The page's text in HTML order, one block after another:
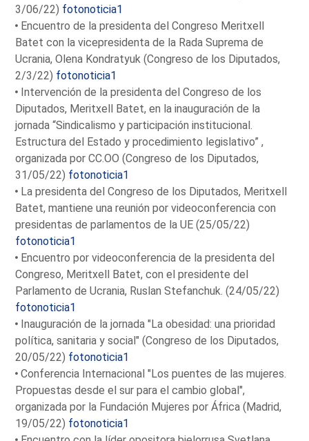
3/06/22) fotonoticia1
Encuentro de la presidenta del Congreso Meritxell
Batet con la vicepresidenta de la Rada Suprema de
Ucrania, Olena Kondratyuk (Congreso de los Diputados,
2/3/22) fotonoticia1
Intervención de la presidenta del Congreso de los
Diputados, Meritxell Batet, en la inauguración de la
jornada “Sindicalismo y participación institucional.
Estructura del Estado y procedimiento legislativo” ,
organizada por CC.OO (Congreso de los Diputados,
31/05/22) fotonoticia1
La presidenta del Congreso de los Diputados, Meritxell
Batet, mantiene una reunión por videoconferencia con
presidentas de parlamentos de la UE (25/05/22)
fotonoticia1
Encuentro por videoconferencia de la presidenta del
Congreso, Meritxell Batet, con el presidente del
Parlamento de Ucrania, Ruslan Stefanchuk. (24/05/22)
fotonoticia1
Inauguración de la jornada "La obesidad: una prioridad
política, sanitaria y social" (Congreso de los Diputados,
20/05/22) fotonoticia1
Conferencia Internacional "Los puentes de las mujeres.
Propuestas desde el sur para el cambio global",
organizada por la Fundación Mujeres por África (Madrid,
19/05/22) fotonoticia1